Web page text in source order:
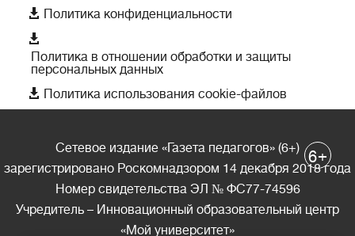
 Политика конфиденциальности

Политика в отношении обработки и защиты
персональных данных
 Политика использования cookie-файлов
Сетевое издание «Газета педагогов» (6+)
зарегистрировано Роскомнадзором 14 декабря 2018 года
Номер свидетельства ЭЛ № ФС77-74596
Учредитель – Инновационный образовательный центр
«Мой университет»
6+